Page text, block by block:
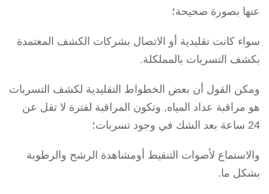
عنها بصورة صحيحة؛
سواء كانت تقليدية أو الاتصال بشركات الكشف المعتمدة
بكشف التسربات بالمملكلة.
ومكن القول أن بعض الخطواط التقليدية لكشف التسربات
هو مراقبة عداد المياه, وتكون المراقبة لفترة لا تقل عن
24 ساعة بعد الشك في وجود تسربات؛
والاستماع لأصوات التنقيط أومشاهدة الرشح والرطوبة
بشكل ما.